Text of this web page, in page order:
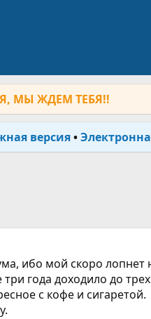
МЫ ЖДЕМ ТЕБЯ!!
версия•
ибо мой скоро лопнет
года доходило до
с кофе и сигаретой.